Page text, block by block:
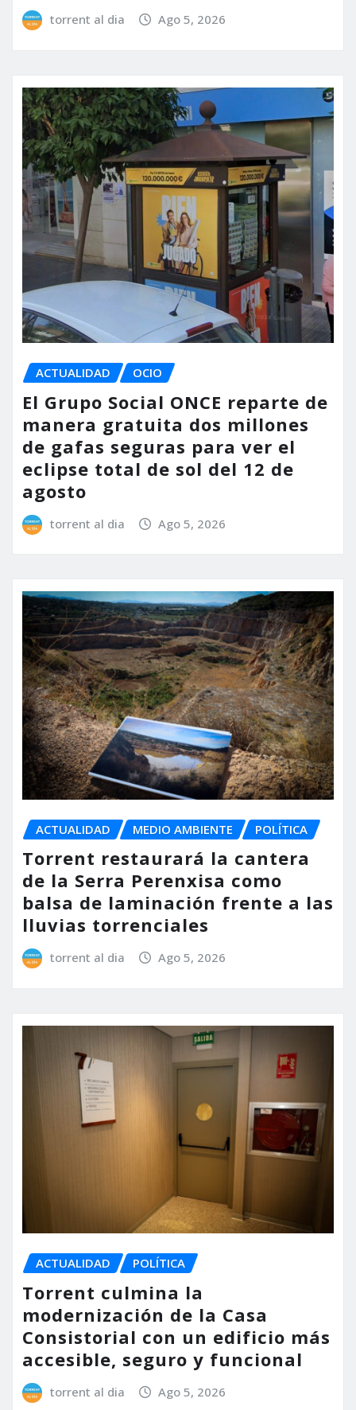
torrent al dia Ago 5, 2026
ACTUALIDAD OCIO
El Grupo Social ONCE reparte de
manera gratuita dos millones
de gafas seguras para ver el
eclipse total de sol del 12 de
agosto
torrent al dia Ago 5, 2026
ACTUALIDAD MEDIO AMBIENTE POLÍTICA
Torrent restaurará la cantera
de la Serra Perenxisa como
balsa de laminación frente a las
lluvias torrenciales
torrent al dia Ago 5, 2026
ACTUALIDAD POLÍTICA
Torrent culmina la
modernización de la Casa
Consistorial con un edificio más
accesible, seguro y funcional
torrent al dia Ago 5, 2026